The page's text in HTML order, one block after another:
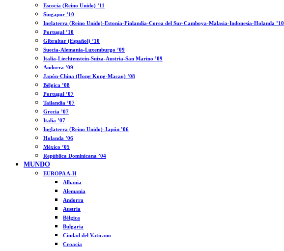
Escocia (Reino Unido) ’11
Singapur ’10
Inglaterra (Reino Unido)-Estonia-Finlandia-Corea del Sur-Camboya-Malasia-Indonesia-Holanda ’10
Portugal ’10
Gibraltar (Español) ’10
Suecia-Alemania-Luxemburgo ’09
Italia-Liechtenstein-Suiza-Austria-San Marino ’09
Andorra ’09
Japón-China (Hong Kong-Macao) ’08
Bélgica ’08
Portugal ’07
Tailandia ’07
Grecia ’07
Italia ’07
Inglaterra (Reino Unido)-Japón ’06
Holanda ’06
México ’05
República Dominicana ’04
MUNDO
EUROPA A-H
Albania
Alemania
Andorra
Austria
Bélgica
Bulgaria
Ciudad del Vaticano
Croacia